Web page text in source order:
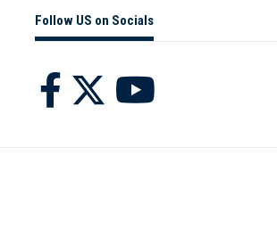
Follow US on Socials